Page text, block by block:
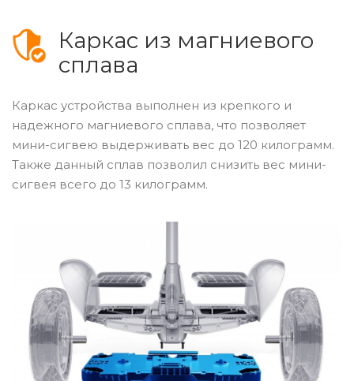
Каркас из магниевого
сплава
Каркас устройства выполнен из крепкого и
надежного магниевого сплава, что позволяет
мини-сигвею выдерживать вес до 120 килограмм.
Также данный сплав позволил снизить вес мини-
сигвея всего до 13 килограмм.